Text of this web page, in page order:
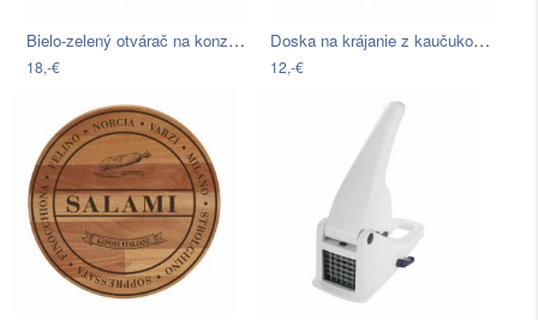
Bielo-zelený otvárač na konzervy Joseph…
18,-€
Doska na krájanie z kaučukovníka T&G…
12,-€